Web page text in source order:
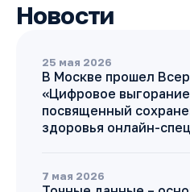
Новости
25 мая 2026
В Москве прошел
«Цифровое
посвященный
здоровья онлайн-
7 мая 2026